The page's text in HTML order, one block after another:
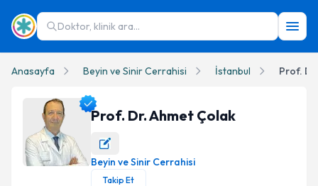
Doktor, klinik ara...
Anasayfa Beyin ve Sinir Cerrahisi İstanbul Prof.
Prof. Dr. Ahmet Çolak Profil Fotoğrafı
Prof. Dr. Ahmet Çolak
Beyin ve Sinir Cerrahisi
Takip Et